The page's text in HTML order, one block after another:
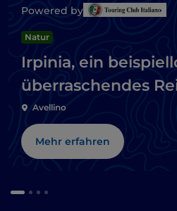
Powered by
Natur
Irpinia, ein
überraschendes
Avellino
Mehr erfahren